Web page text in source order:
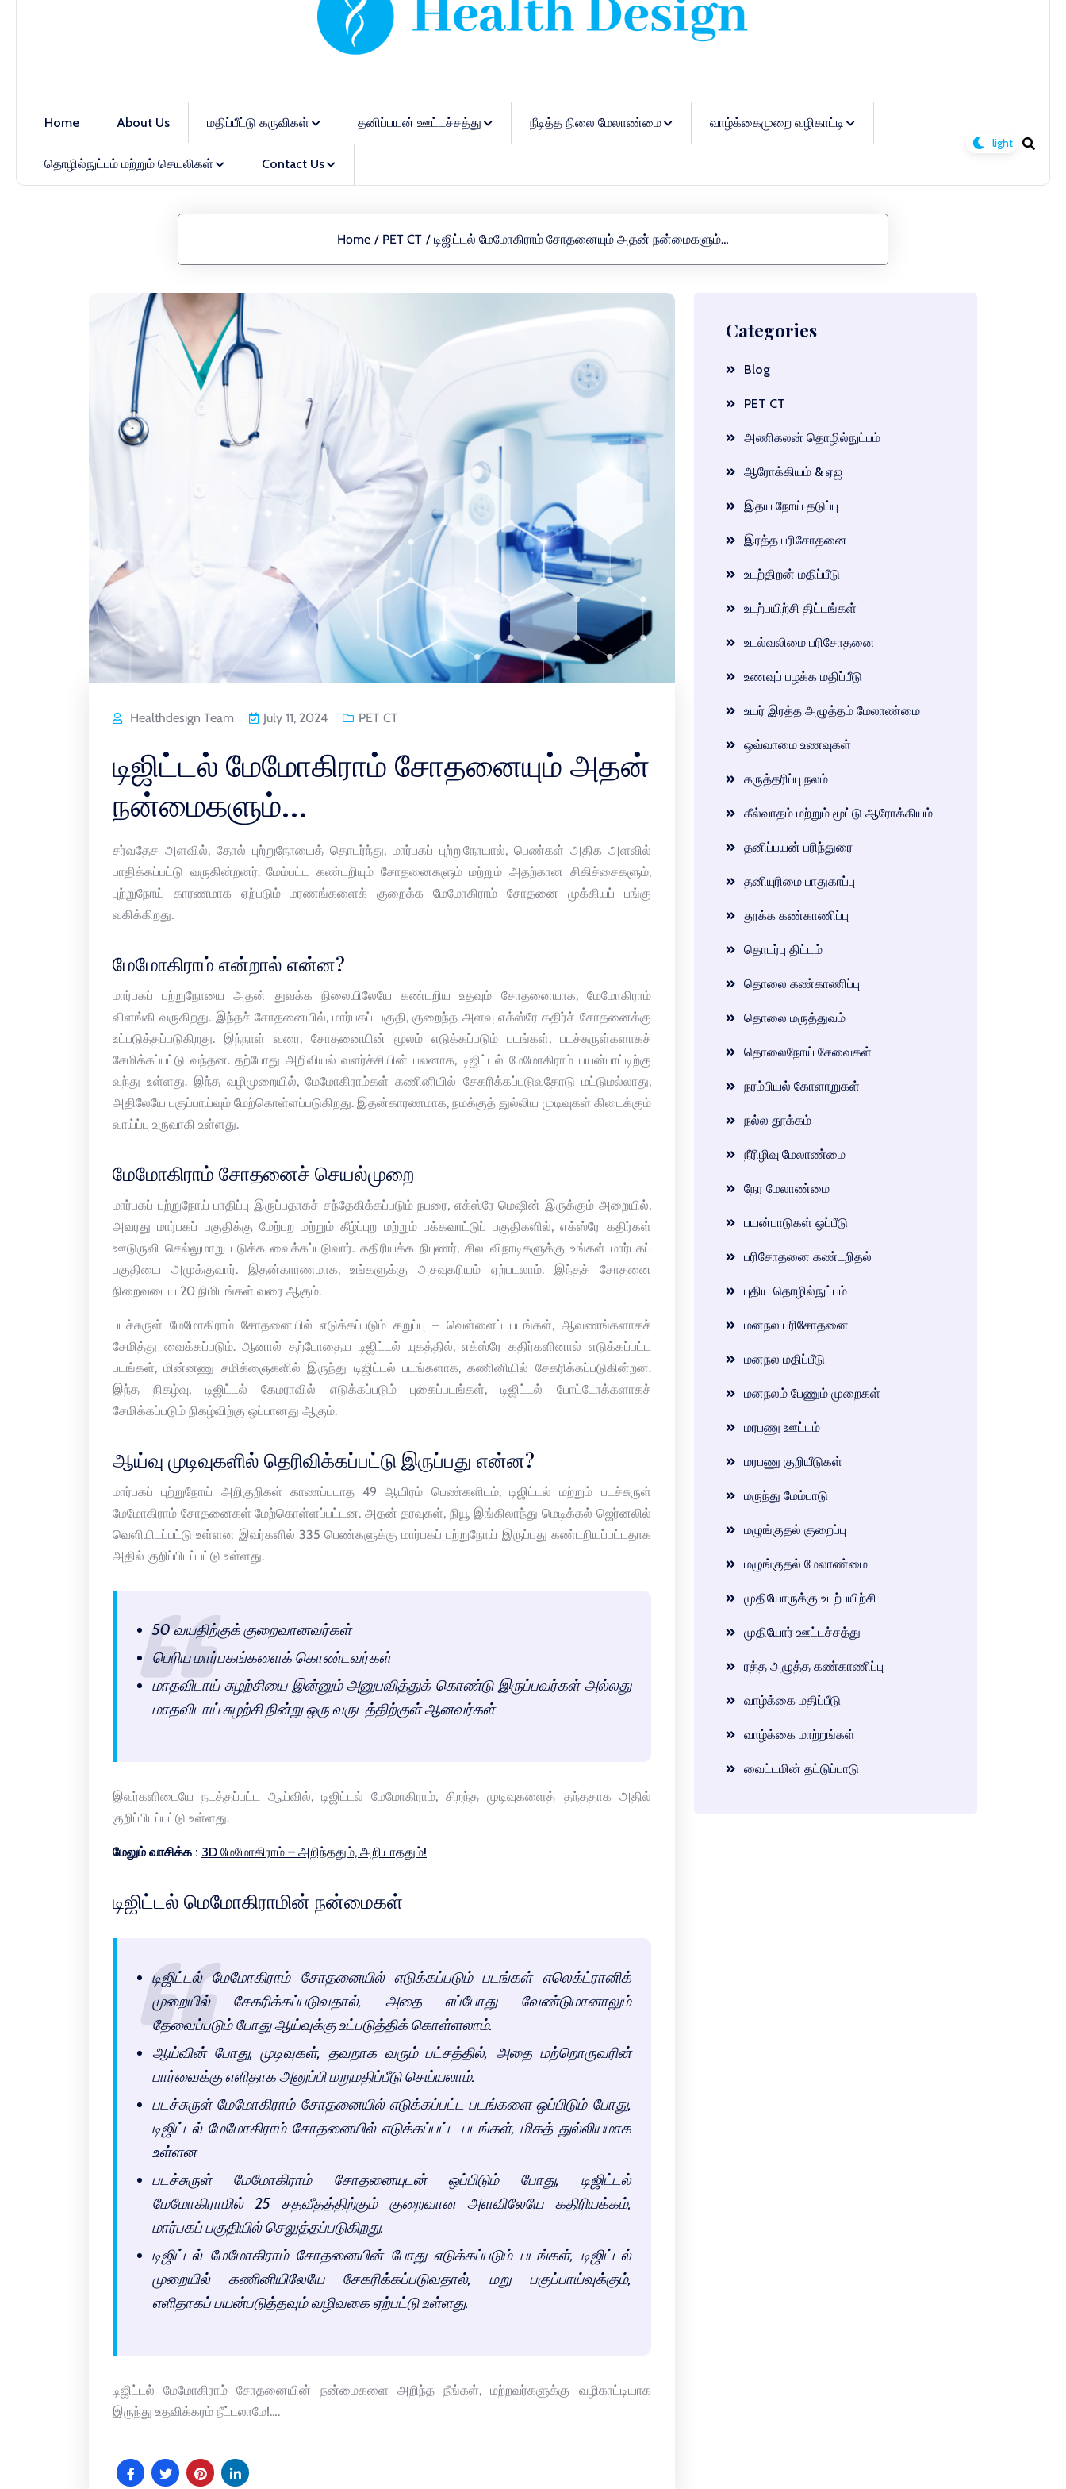
Home About Us மதிப்பீட்டு கருவிகள் தனிப்பயன் ஊட்டச்சத்து நீடித்த நிலை மேலாண்மை வாழ்க்கைமுறை வழிகாட்டி
தொழில்நுட்பம் மற்றும் செயலிகள் Contact Us
Home / PET CT / டிஜிட்டல் மேமோகிராம் சோதனையும் அதன் நன்மைகளும்…
Healthdesign Team July 11, 2024 PET CT
டிஜிட்டல் மேமோகிராம் சோதனையும் அதன்
நன்மைகளும்…
சர்வதேச அளவில், தோல் புற்றுநோயைத் தொடர்ந்து, மார்பகப் புற்றுநோயால், பெண்கள் அதிக அளவில்
பாதிக்கப்பட்டு வருகின்றனர். மேம்பட்ட கண்டறியும் சோதனைகளும் மற்றும் அதற்கான சிகிச்சைகளும்,
புற்றுநோய் காரணமாக ஏற்படும் மரணங்களைக் குறைக்க மேமோகிராம் சோதனை முக்கியப் பங்கு
வகிக்கிறது.
மேமோகிராம் என்றால் என்ன?
மார்பகப் புற்றுநோயை அதன் துவக்க நிலையிலேயே கண்டறிய உதவும் சோதனையாக, மேமோகிராம்
விளங்கி வருகிறது. இந்தச் சோதனையில், மார்பகப் பகுதி, குறைந்த அளவு எக்ஸ்ரே கதிர்ச் சோதனைக்கு
உட்படுத்தப்படுகிறது. இந்நாள் வரை, சோதனையின் மூலம் எடுக்கப்படும் படங்கள், படச்சுருள்களாகச்
சேமிக்கப்பட்டு வந்தன. தற்போது அறிவியல் வளர்ச்சியின் பலனாக, டிஜிட்டல் மேமோகிராம் பயன்பாட்டிற்கு
வந்து உள்ளது. இந்த வழிமுறையில், மேமோகிராம்கள் கணினியில் சேகரிக்கப்படுவதோடு மட்டுமல்லாது,
அதிலேயே பகுப்பாய்வும் மேற்கொள்ளப்படுகிறது. இதன்காரணமாக, நமக்குத் துல்லிய முடிவுகள் கிடைக்கும்
வாய்ப்பு உருவாகி உள்ளது.
மேமோகிராம் சோதனைச் செயல்முறை
மார்பகப் புற்றுநோய் பாதிப்பு இருப்பதாகச் சந்தேகிக்கப்படும் நபரை, எக்ஸ்ரே மெஷின் இருக்கும் அறையில்,
அவரது மார்பகப் பகுதிக்கு மேற்புற மற்றும் கீழ்ப்புற மற்றும் பக்கவாட்டுப் பகுதிகளில், எக்ஸ்ரே கதிர்கள்
ஊடுருவி செல்லுமாறு படுக்க வைக்கப்படுவார். கதிரியக்க நிபுணர், சில விநாடிகளுக்கு உங்கள் மார்பகப்
பகுதியை அமுக்குவார். இதன்காரணமாக, உங்களுக்கு அசவுகரியம் ஏற்படலாம். இந்தச் சோதனை
நிறைவடைய 20 நிமிடங்கள் வரை ஆகும்.
படச்சுருள் மேமோகிராம் சோதனையில் எடுக்கப்படும் கறுப்பு – வெள்ளைப் படங்கள், ஆவணங்களாகச்
சேமித்து வைக்கப்படும். ஆனால் தற்போதைய டிஜிட்டல் யுகத்தில், எக்ஸ்ரே கதிர்களினால் எடுக்கப்பட்ட
படங்கள், மின்னணு சமிக்ஞைகளில் இருந்து டிஜிட்டல் படங்களாக, கணினியில் சேகரிக்கப்படுகின்றன.
இந்த நிகழ்வு, டிஜிட்டல் கேமராவில் எடுக்கப்படும் புகைப்படங்கள், டிஜிட்டல் போட்டோக்களாகச்
சேமிக்கப்படும் நிகழ்விற்கு ஒப்பானது ஆகும்.
ஆய்வு முடிவுகளில் தெரிவிக்கப்பட்டு இருப்பது என்ன?
மார்பகப் புற்றுநோய் அறிகுறிகள் காணப்படாத 49 ஆயிரம் பெண்களிடம், டிஜிட்டல் மற்றும் படச்சுருள்
மேமோகிராம் சோதனைகள் மேற்கொள்ளப்பட்டன. அதன் தரவுகள், நியூ இங்கிலாந்து மெடிக்கல் ஜெர்னலில்
வெளியிடப்பட்டு உள்ளன இவர்களில் 335 பெண்களுக்கு மார்பகப் புற்றுநோய் இருப்பது கண்டறியப்பட்டதாக
அதில் குறிப்பிடப்பட்டு உள்ளது.
50 வயதிற்குக் குறைவானவர்கள்
பெரிய மார்பகங்களைக் கொண்டவர்கள்
மாதவிடாய் சுழற்சியை இன்னும் அனுபவித்துக் கொண்டு இருப்பவர்கள் அல்லது
மாதவிடாய் சுழற்சி நின்று ஒரு வருடத்திற்குள் ஆனவர்கள்
இவர்களிடையே நடத்தப்பட்ட ஆய்வில், டிஜிட்டல் மேமோகிராம், சிறந்த முடிவுகளைத் தந்ததாக அதில்
குறிப்பிடப்பட்டு உள்ளது.
மேலும் வாசிக்க : 3D மேமோகிராம் – அறிந்ததும், அறியாததும்!
டிஜிட்டல் மெமோகிராமின் நன்மைகள்
டிஜிட்டல் மேமோகிராம் சோதனையில் எடுக்கப்படும் படங்கள் எலெக்ட்ரானிக்
முறையில் சேகரிக்கப்படுவதால், அதை எப்போது வேண்டுமானாலும்
தேவைப்படும் போது ஆய்வுக்கு உட்படுத்திக் கொள்ளலாம்.
ஆய்வின் போது, முடிவுகள், தவறாக வரும் பட்சத்தில், அதை மற்றொருவரின்
பார்வைக்கு எளிதாக அனுப்பி மறுமதிப்பீடு செய்யலாம்.
படச்சுருள் மேமோகிராம் சோதனையில் எடுக்கப்பட்ட படங்களை ஒப்பிடும் போது,
டிஜிட்டல் மேமோகிராம் சோதனையில் எடுக்கப்பட்ட படங்கள், மிகத் துல்லியமாக
உள்ளன
படச்சுருள் மேமோகிராம் சோதனையுடன் ஒப்பிடும் போது, டிஜிட்டல்
மேமோகிராமில் 25 சதவீதத்திற்கும் குறைவான அளவிலேயே கதிரியக்கம்,
மார்பகப் பகுதியில் செலுத்தப்படுகிறது.
டிஜிட்டல் மேமோகிராம் சோதனையின் போது எடுக்கப்படும் படங்கள், டிஜிட்டல்
முறையில் கணினியிலேயே சேகரிக்கப்படுவதால், மறு பகுப்பாய்வுக்கும்,
எளிதாகப் பயன்படுத்தவும் வழிவகை ஏற்பட்டு உள்ளது.
டிஜிட்டல் மேமோகிராம் சோதனையின் நன்மைகளை அறிந்த நீங்கள், மற்றவர்களுக்கு வழிகாட்டியாக
இருந்து உதவிக்கரம் நீட்டலாமே!….
Categories
Blog
PET CT
அணிகலன் தொழில்நுட்பம்
ஆரோக்கியம் & ஏஐ
இதய நோய் தடுப்பு
இரத்த பரிசோதனை
உடற்திறன் மதிப்பீடு
உடற்பயிற்சி திட்டங்கள்
உடல்வலிமை பரிசோதனை
உணவுப் பழக்க மதிப்பீடு
உயர் இரத்த அழுத்தம் மேலாண்மை
ஒவ்வாமை உணவுகள்
கருத்தரிப்பு நலம்
கீல்வாதம் மற்றும் மூட்டு ஆரோக்கியம்
தனிப்பயன் பரிந்துரை
தனியுரிமை பாதுகாப்பு
தூக்க கண்காணிப்பு
தொடர்பு திட்டம்
தொலை கண்காணிப்பு
தொலை மருத்துவம்
தொலைநோய் சேவைகள்
நரம்பியல் கோளாறுகள்
நல்ல தூக்கம்
நீரிழிவு மேலாண்மை
நேர மேலாண்மை
பயன்பாடுகள் ஒப்பீடு
பரிசோதனை கண்டறிதல்
புதிய தொழில்நுட்பம்
மனநல பரிசோதனை
மனநல மதிப்பீடு
மனநலம் பேணும் முறைகள்
மரபணு ஊட்டம்
மரபணு குறியீடுகள்
மருந்து மேம்பாடு
மழுங்குதல் குறைப்பு
மழுங்குதல் மேலாண்மை
முதியோருக்கு உடற்பயிற்சி
முதியோர் ஊட்டச்சத்து
ரத்த அழுத்த கண்காணிப்பு
வாழ்க்கை மதிப்பீடு
வாழ்க்கை மாற்றங்கள்
வைட்டமின் தட்டுப்பாடு